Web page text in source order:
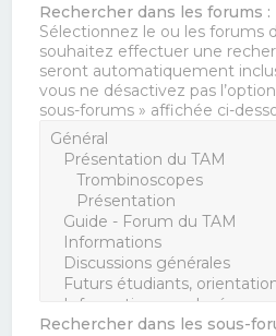
Rechercher dans les forums :
Sélectionnez le ou les forums
souhaitez effectuer une
seront automatiquement
vous ne désactivez pas
sous-forums » affichée ci-
Rechercher dans les sous-